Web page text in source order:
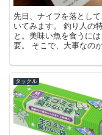
先日、ナイフを落とし
いてみます。 釣り人の
と。美味い魚を食うに
要。 そこで、大事なの
タックル